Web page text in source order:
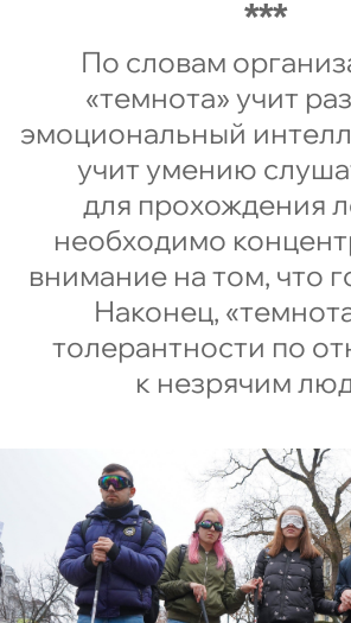
По словам
«темнота» учит
эмоциональный
учит умению
для прохождения
необходимо
внимание на том, что
Наконец,
толерантности по
к незрячим